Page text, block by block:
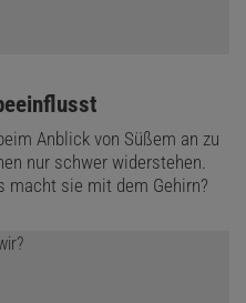
Anblick von Süßem an zu
nur schwer widerstehen.
macht sie mit dem Gehirn?